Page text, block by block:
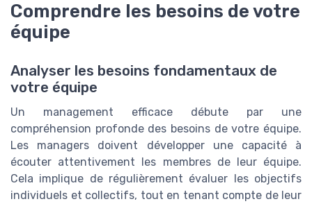
Comprendre les besoins de votre
équipe
Analyser les besoins fondamentaux de
votre équipe
Un management efficace débute par une
compréhension profonde des besoins de votre équipe.
Les managers doivent développer une capacité à
écouter attentivement les membres de leur équipe.
Cela implique de régulièrement évaluer les objectifs
individuels et collectifs, tout en tenant compte de leur